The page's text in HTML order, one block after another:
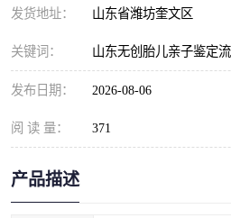
发货地址： 山东省潍坊奎文区
关键词： 山东无创胎儿亲子鉴定
发布日期： 2026-08-06
阅 读 量： 371
产品描述